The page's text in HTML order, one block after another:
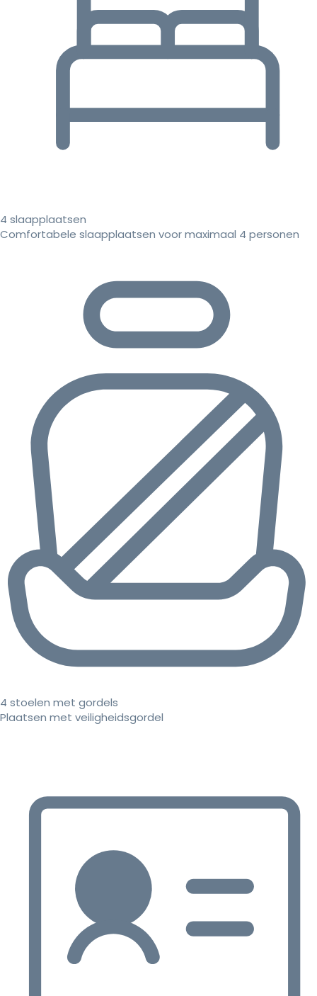
4 slaapplaatsen
Comfortabele slaapplaatsen voor maximaal 4 personen
4 stoelen met gordels
Plaatsen met veiligheidsgordel